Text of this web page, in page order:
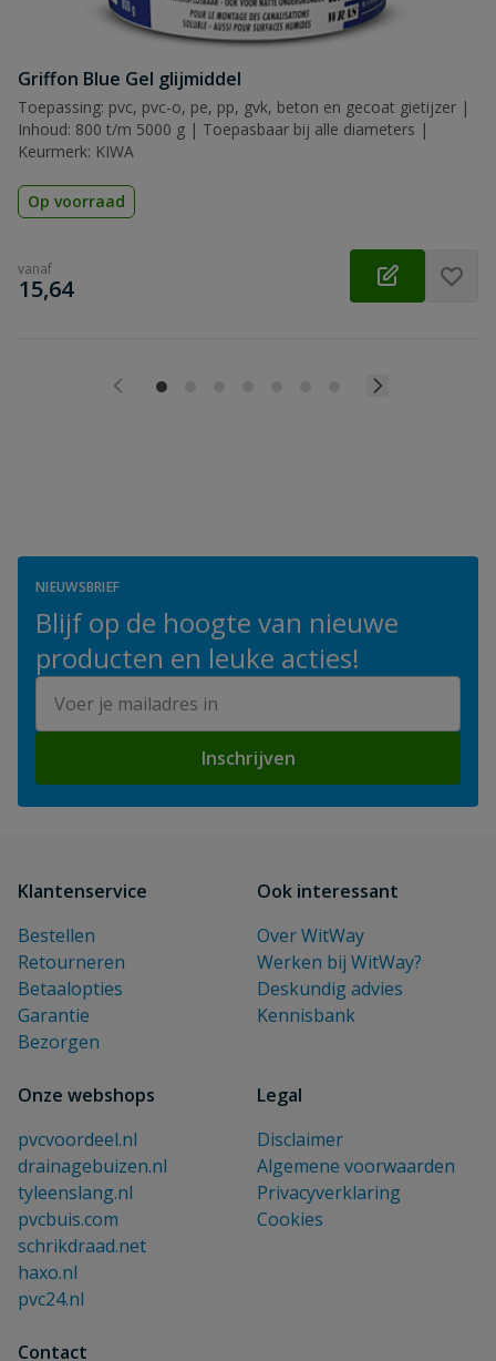
Griffon Blue Gel glijmiddel
Toepassing: pvc, pvc-o, pe, pp, gvk, beton en gecoat gietijzer |
Inhoud: 800 t/m 5000 g | Toepasbaar bij alle diameters |
Keurmerk: KIWA
Op voorraad
vanaf
€
15,64
NIEUWSBRIEF
Blijf op de hoogte van nieuwe
producten en leuke acties!
Inschrijven
Klantenservice
Bestellen
Retourneren
Betaalopties
Garantie
Bezorgen
Ook interessant
Over WitWay
Werken bij WitWay?
Deskundig advies
Kennisbank
Onze webshops
pvcvoordeel.nl
drainagebuizen.nl
tyleenslang.nl
pvcbuis.com
schrikdraad.net
haxo.nl
pvc24.nl
Legal
Disclaimer
Algemene voorwaarden
Privacyverklaring
Cookies
Contact